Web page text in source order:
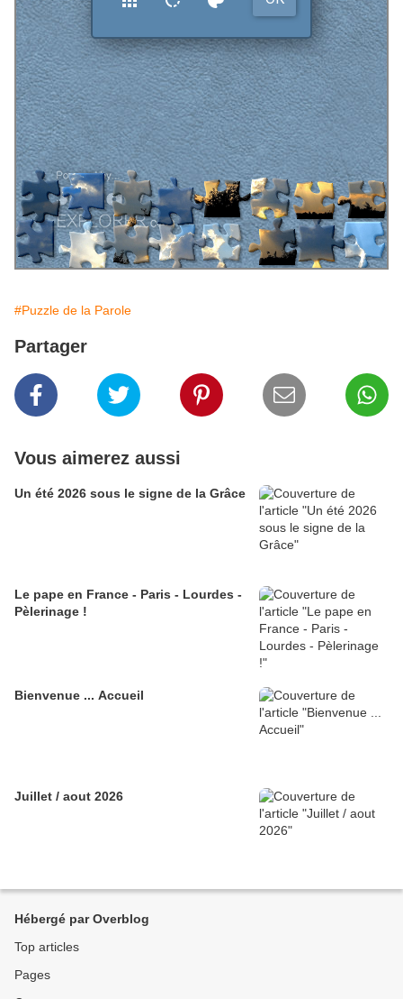
#Puzzle de la Parole
Partager
Vous aimerez aussi
Un été 2026 sous le signe de la Grâce
Le pape en France - Paris - Lourdes -
Pèlerinage !
Bienvenue ... Accueil
Juillet / aout 2026
Hébergé par Overblog
Top articles
Pages